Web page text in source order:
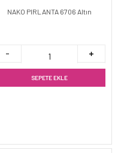
NAKO PIRLANTA 6706 Altın
SEPETE EKLE